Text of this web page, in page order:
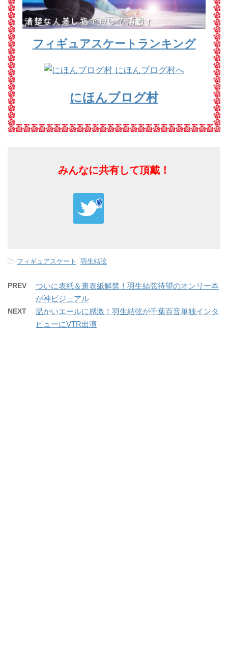
フィギュアスケートランキング
にほんブログ村
みんなに共有して頂戴！
-フィギュアスケート 羽生結弦
PREV
ついに表紙＆裏表紙解禁！羽生結弦待望のオンリー本
が神ビジュアル
NEXT
温かいエールに感激！羽生結弦が千葉百音単独インタ
ビューにVTR出演